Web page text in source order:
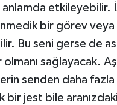
etkileyebilir.
bir görev
Bu seni gerse de
sağlayacak.
senden daha fazla
bir jest bile